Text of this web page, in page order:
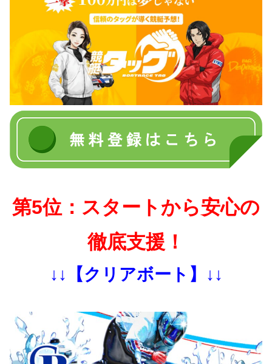
第5位：スタートから安心の
徹底支援！
↓↓【クリアボート】↓↓